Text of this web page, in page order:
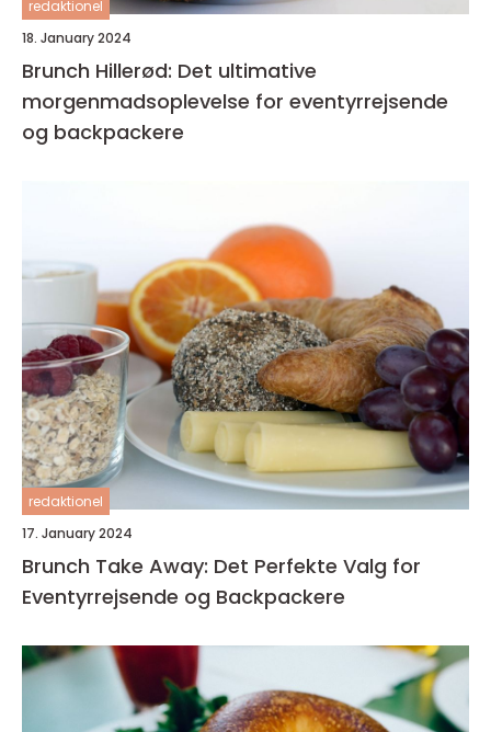
redaktionel
18. January 2024
Brunch Hillerød: Det ultimative
morgenmadsoplevelse for eventyrrejsende
og backpackere
redaktionel
17. January 2024
Brunch Take Away: Det Perfekte Valg for
Eventyrrejsende og Backpackere